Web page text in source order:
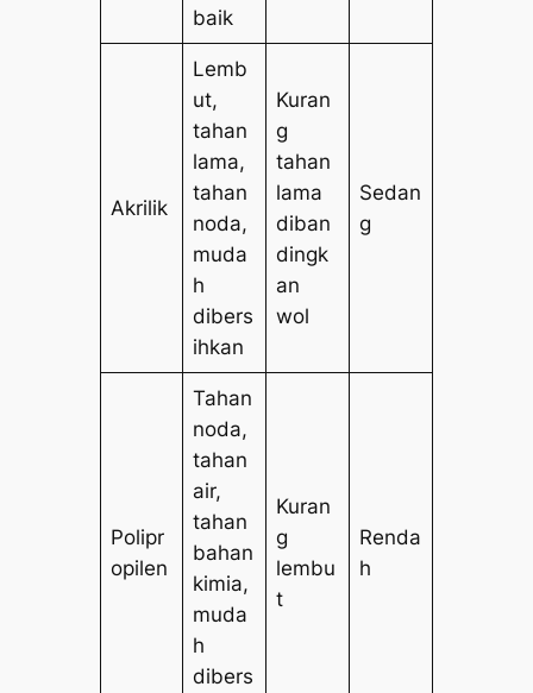
baik
Akrilik
Lemb
ut,
tahan
lama,
tahan
noda,
muda
h
dibers
ihkan
Kuran
g
tahan
lama
diban
dingk
an
wol
Sedan
g
Polipr
opilen
Tahan
noda,
tahan
air,
tahan
bahan
kimia,
muda
h
dibers
Kuran
g
lembu
t
Renda
h